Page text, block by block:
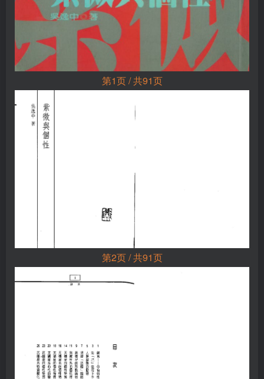
第1页 / 共91页
第2页 / 共91页